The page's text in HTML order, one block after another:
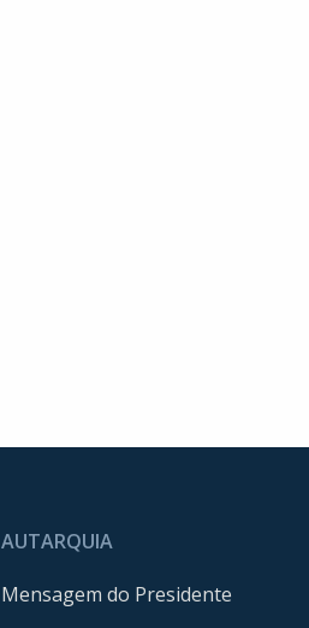
AUTARQUIA
Mensagem do Presidente